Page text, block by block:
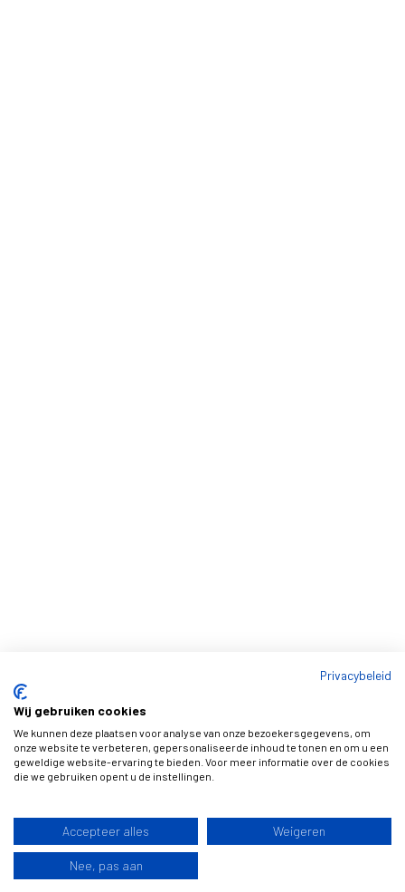
Privacybeleid
Wij gebruiken cookies
We kunnen deze plaatsen voor analyse van onze bezoekersgegevens, om
onze website te verbeteren, gepersonaliseerde inhoud te tonen en om u een
geweldige website-ervaring te bieden. Voor meer informatie over de cookies
die we gebruiken opent u de instellingen.
Accepteer alles Weigeren
Nee, pas aan